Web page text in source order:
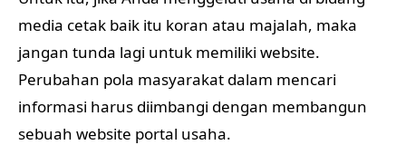
media cetak baik itu koran atau majalah, maka
jangan tunda lagi untuk memiliki website.
Perubahan pola masyarakat dalam mencari
informasi harus diimbangi dengan membangun
sebuah website portal usaha.